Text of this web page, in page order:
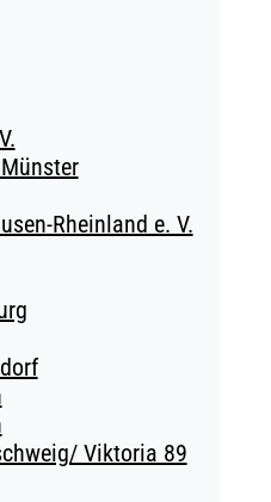
Rheinland e. V.
Viktoria 89